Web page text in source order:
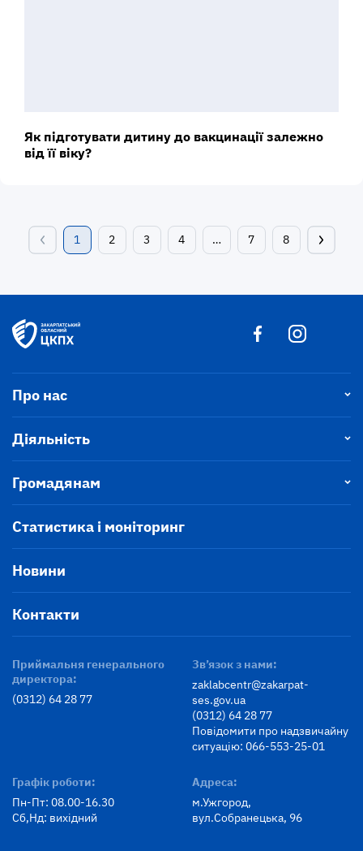
Як підготувати дитину до вакцинації залежно
від її віку?
1 2 3 4 … 7 8
Про нас
Діяльність
Громадянам
Статистика і моніторинг
Новини
Контакти
Приймальня генерального
директора:
(0312) 64 28 77
Зв’язок з нами:
zaklabcentr@zakarpat-
ses.gov.ua
(0312) 64 28 77
Повідомити про надзвичайну
ситуацію: 066-553-25-01
Графік роботи:
Пн-Пт: 08.00-16.30
Сб,Нд: вихідний
Адреса:
м.Ужгород,
вул.Собранецька, 96